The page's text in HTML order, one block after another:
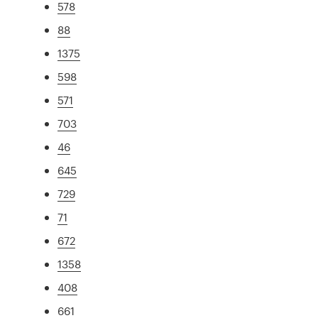
578
88
1375
598
571
703
46
645
729
71
672
1358
408
661